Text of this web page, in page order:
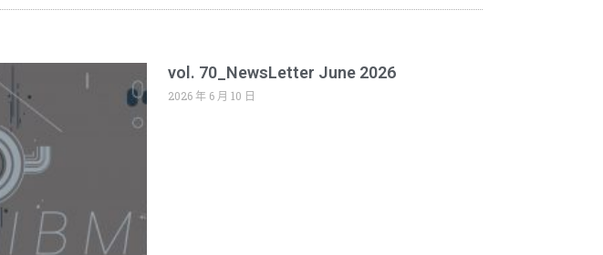
vol. 70_NewsLetter June 2026
2026 年 6 月 10 日